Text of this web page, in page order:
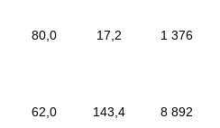
80,0 17,2 1 376
62,0 143,4 8 892